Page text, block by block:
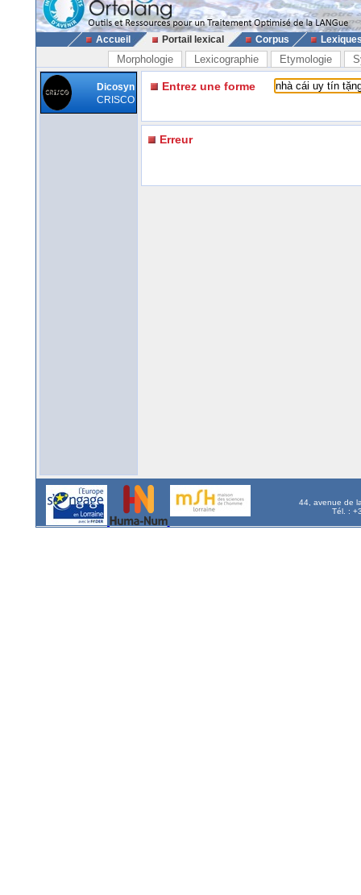
Accueil Portail lexical Corpus
Morphologie Lexicographie Etymologie
Dicosyn
CRISCO
Entrez une forme
Erreur
44, avenue de
Tél. :